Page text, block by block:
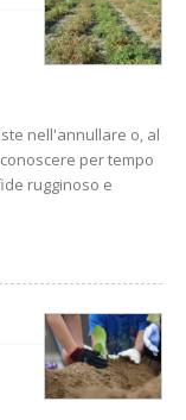
nell'annullare o, al
per tempo
rugginoso e